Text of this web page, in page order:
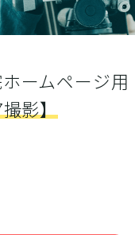
ームページ用
影】